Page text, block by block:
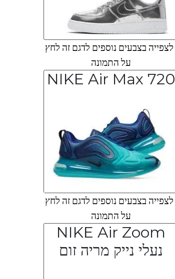
לצפייה בצבעים נוספים לדגם זה לחץ
על התמונה
NIKE Air Max 720
לצפייה בצבעים נוספים לדגם זה לחץ
על התמונה
NIKE Air Zoom
נעלי נייק מריה זום